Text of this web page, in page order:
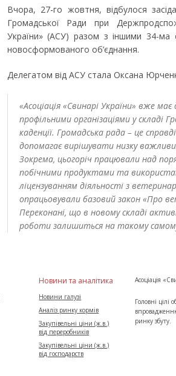
Вчора, 27-го жовтня, відбулося
Громадської Ради при
України» (АСУ) разом з іншими 34-ма
новосформованого об’єднання.
Делегатом від АСУ стала Оксана
«Асоціація «Свинарі України» вже має
профільними організаціями у складі
каденції. Громадська рада – це
допомагає вирішувати низку
Зокрема, цьогоріч працювали над
побічними продуктами та
ліцензуванням діяльності з
опрацьовували базовий закон «Про
Переконані, що в новому складі
роботи залишиться на такому
Новини та аналітика
Новини галузі
Аналіз ринку кормів
Закупівельні ціни (ж.в.)
від переробників
Закупівельні ціни (ж.в.)
від господарств
Асоціація
Головні цілі
ринку збуту.